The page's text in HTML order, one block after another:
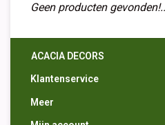
Geen producten
ACACIA DECORS
Klantenservice
Meer